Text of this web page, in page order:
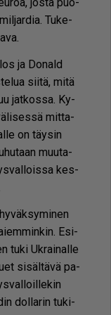
jos­ta puo­
Tu­ke­
ja Do­nald
sii­tä, mitä
jat­kos­sa. Ky­
mit­ta­
on täy­sin
muu­ta­
kes­
Esi­
tuki Uk­rai­nal­le
si­säl­tä­vä pa­
dol­la­rin tu­ki­